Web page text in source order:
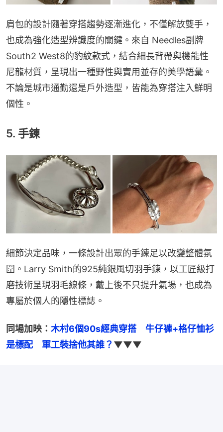
肩包的設計隨著穿搭趨勢逐漸進化，不僅解放雙手，
也成為強化造型辨識度的關鍵。來自 Needles副牌
South2 West8的豹紋款式，結合細長背帶與機能性
尼龍材質，呈現出一種野性與實用並存的美學語彙。
不論是城市通勤還是戶外造型，皆能為穿搭注入鮮明
個性。
5. 手鍊
細節決定品味，一條設計出眾的手鍊足以改變整體氛
圍。Larry Smith的925純銀風切羽手鍊，以工匠級打
磨技術呈現羽毛線條，戴上後不只提升氣場，也成為
專屬於個人的隱性標誌。
同場加映： 木村6個90s經典穿搭　牛仔褲+格仔恤衫
是標配　軍工裝捨他其誰？ ▼▼▼